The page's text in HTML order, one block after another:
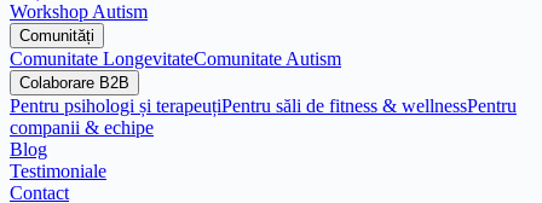
Workshop Autism
Comunități
Comunitate LongevitateComunitate Autism
Colaborare B2B
Pentru psihologi și terapeuțiPentru săli de fitness & wellnessPentru
companii & echipe
Blog
Testimoniale
Contact